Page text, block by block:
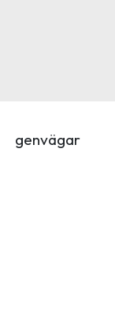
genvägar